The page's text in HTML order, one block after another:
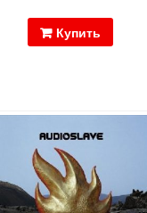
Купить